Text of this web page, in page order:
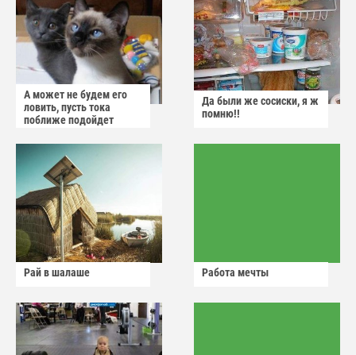
А может не будем его
ловить, пусть тока
поближе подойдет
Да были же сосиски, я ж
помню!!
Рай в шалаше Работа мечты